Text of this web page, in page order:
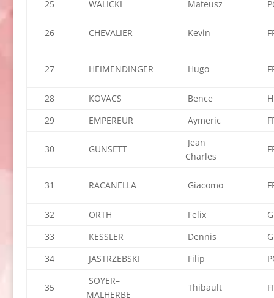
25
WALICKI Mateusz
26 CHEVALIER Kevin
27 HEIMENDINGER Hugo
28 KOVACS Bence
29
EMPEREUR Aymeric
30 GUNSETT
Jean
Charles
31 RACANELLA Giacomo
32 ORTH Felix
33
KESSLER Dennis
34
JASTRZEBSKI Filip
35
SOYER–
MALHERBE
Thibault